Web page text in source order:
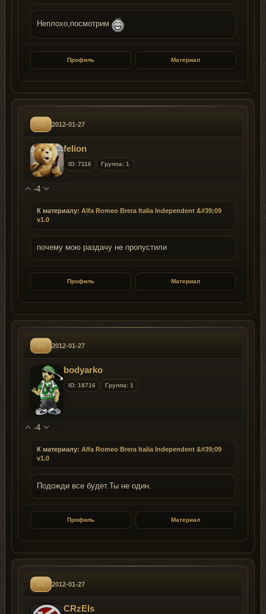
Неплохо,посмотрим
Профиль Материал
#3 2012-01-27
felion
ID: 7116 Группа: 1
-4
К материалу: Alfa Romeo Brera Italia Independent &#39;09
v1.0
почему мою раздачу не пропустили
Профиль Материал
#6 2012-01-27
bodyarko
ID: 18716 Группа: 1
-4
К материалу: Alfa Romeo Brera Italia Independent &#39;09
v1.0
Подожди все будет.Ты не один.
Профиль Материал
#1 2012-01-27
CRzEls